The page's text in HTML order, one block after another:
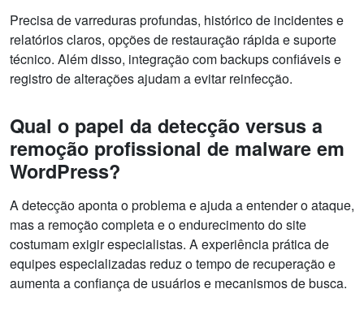
Precisa de varreduras profundas, histórico de incidentes e
relatórios claros, opções de restauração rápida e suporte
técnico. Além disso, integração com backups confiáveis e
registro de alterações ajudam a evitar reinfecção.
Qual o papel da detecção versus a
remoção profissional de malware em
WordPress?
A detecção aponta o problema e ajuda a entender o ataque,
mas a remoção completa e o endurecimento do site
costumam exigir especialistas. A experiência prática de
equipes especializadas reduz o tempo de recuperação e
aumenta a confiança de usuários e mecanismos de busca.